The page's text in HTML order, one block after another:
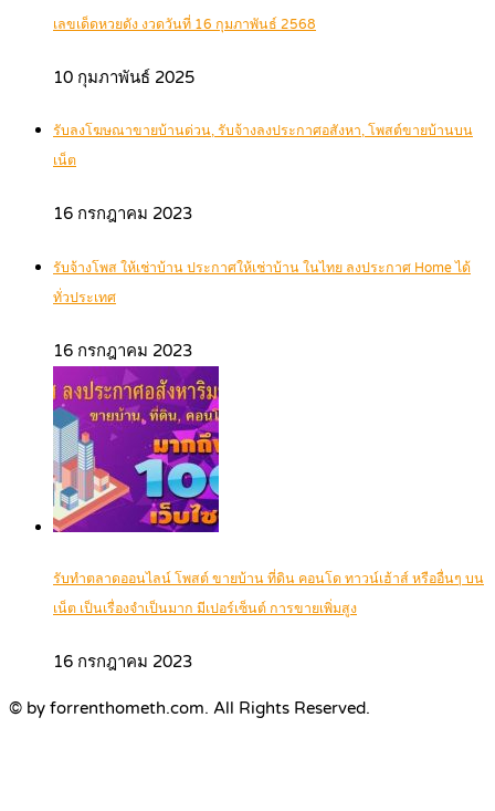
เลขเด็ดหวยดัง งวดวันที่ 16 กุมภาพันธ์ 2568
10 กุมภาพันธ์ 2025
รับลงโฆษณาขายบ้านด่วน, รับจ้างลงประกาศอสังหา, โพสต์ขายบ้านบน
เน็ต
16 กรกฎาคม 2023
รับจ้างโพส ให้เช่าบ้าน ประกาศให้เช่าบ้าน ในไทย ลงประกาศ Home ได้
ทั่วประเทศ
16 กรกฎาคม 2023
รับทำตลาดออนไลน์ โพสต์ ขายบ้าน ที่ดิน คอนโด ทาวน์เฮ้าส์ หรืออื่นๆ บน
เน็ต เป็นเรื่องจำเป็นมาก มีเปอร์เซ็นต์ การขายเพิ่มสูง
16 กรกฎาคม 2023
© by forrenthometh.com. All Rights Reserved.